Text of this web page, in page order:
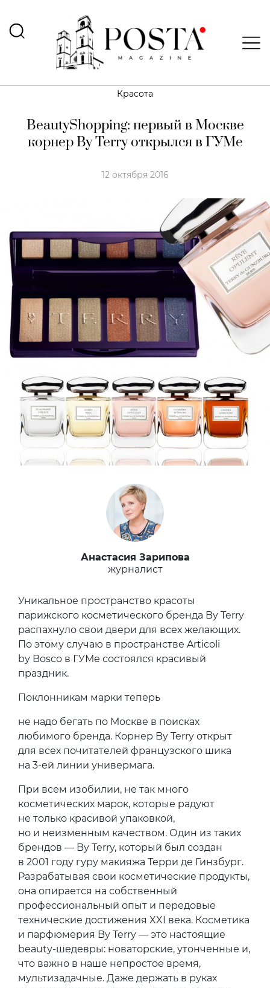
Красота
BeautyShopping: первый в Москве
корнер By Terry открылся в ГУМе
12 октября 2016
Анастасия Зарипова
журналист
Уникальное пространство красоты
парижского косметического бренда By Terry
распахнуло свои двери для всех желающих.
По этому случаю в пространстве Articoli
by Bosco в ГУМе состоялся красивый
праздник.
Поклонникам марки теперь
не надо бегать по Москве в поисках
любимого бренда. Корнер By Terry открыт
для всех почитателей французского шика
на 3-ей линии универмага.
При всем изобилии, не так много
косметических марок, которые радуют
не только красивой упаковкой,
но и неизменным качеством. Один из таких
брендов — By Terry, который был создан
в 2001 году гуру макияжа Терри де Гинзбург.
Разрабатывая свои косметические продукты,
она опирается на собственный
профессиональный опыт и передовые
технические достижения XXI века. Косметика
и парфюмерия By Terry — это настоящие
beauty-шедевры: новаторские, утонченные и,
что важно в наше непростое время,
мультизадачные. Даже держать в руках